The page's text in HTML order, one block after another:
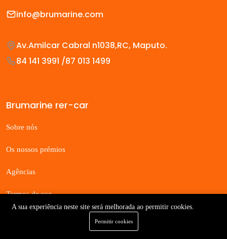
info@brumarine.com
Av.Amilcar Cabral n1038,RC, Maputo.
84 141 3991 /87 013 1499
Brumarine rer-car
Sobre nós
Os nossos prémios
Agências
Termos de uso
A sua experiência neste site será melhorada ao permitir cookies.
Permitir cookies